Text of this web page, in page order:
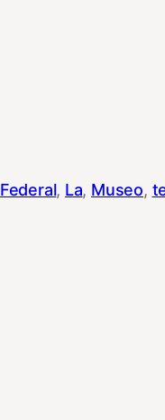
Federal, La, Museo,